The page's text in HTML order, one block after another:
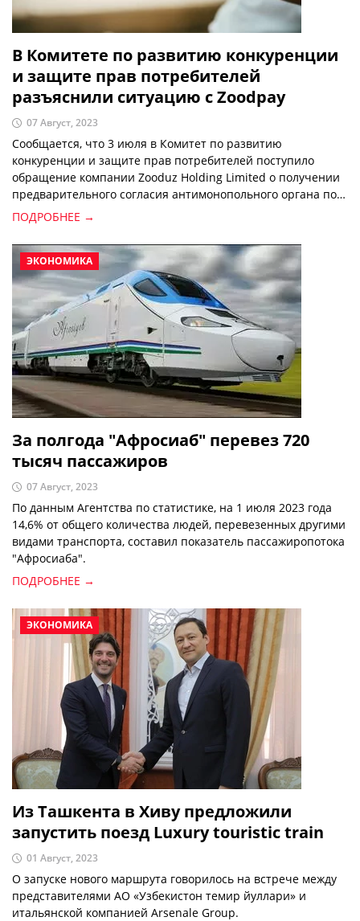
В Комитете по развитию конкуренции
и защите прав потребителей
разъяснили ситуацию с Zoodpay
07 Август, 2023
Сообщается, что 3 июля в Комитет по развитию
конкуренции и защите прав потребителей поступило
обращение компании Zooduz Holding Limited о получении
предварительного согласия антимонопольного органа по
приобретению 99,99 процента доли уставного капитала
ООО Orientswiss Tashkent.
ПОДРОБНЕЕ →
ЭКОНОМИКА
За полгода "Афросиаб" перевез 720
тысяч пассажиров
07 Август, 2023
По данным Агентства по статистике, на 1 июля 2023 года
14,6% от общего количества людей, перевезенных другими
видами транспорта, составил показатель пассажиропотока
"Афросиаба".
ПОДРОБНЕЕ →
ЭКОНОМИКА
Из Ташкента в Хиву предложили
запустить поезд Luxury touristic train
01 Август, 2023
О запуске нового маршрута говорилось на встрече между
представителями АО «Узбекистон темир йуллари» и
итальянской компанией Arsenale Group.